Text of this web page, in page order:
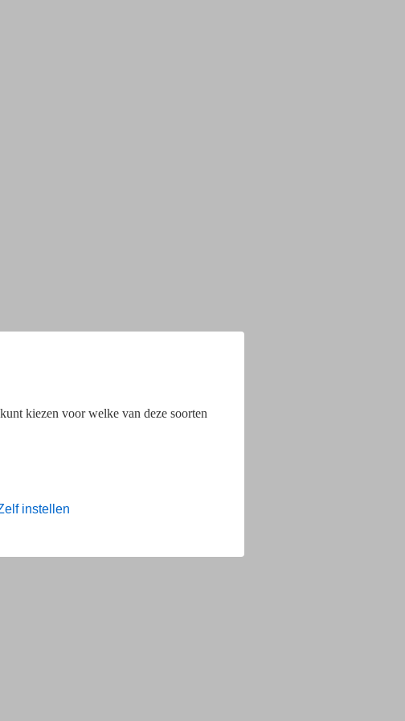
kiezen voor welke van deze soorten
instellen